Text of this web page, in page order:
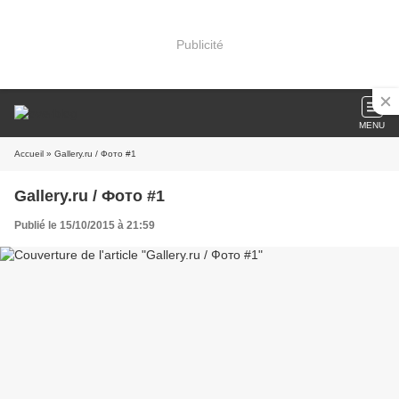
Publicité
MENU
Accueil » Gallery.ru / Фото #1
Gallery.ru / Фото #1
Publié le 15/10/2015 à 21:59